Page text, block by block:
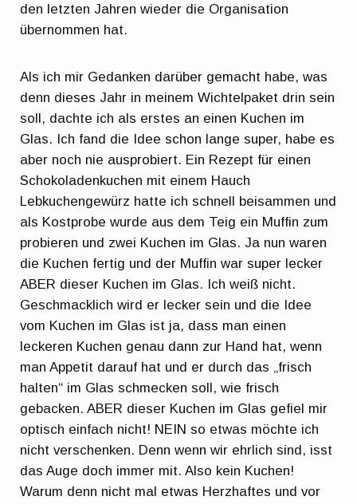
den letzten Jahren wieder die Organisation
übernommen hat.
Als ich mir Gedanken darüber gemacht habe, was
denn dieses Jahr in meinem Wichtelpaket drin sein
soll, dachte ich als erstes an einen Kuchen im
Glas. Ich fand die Idee schon lange super, habe es
aber noch nie ausprobiert. Ein Rezept für einen
Schokoladenkuchen mit einem Hauch
Lebkuchengewürz hatte ich schnell beisammen und
als Kostprobe wurde aus dem Teig ein Muffin zum
probieren und zwei Kuchen im Glas. Ja nun waren
die Kuchen fertig und der Muffin war super lecker
ABER dieser Kuchen im Glas. Ich weiß nicht.
Geschmacklich wird er lecker sein und die Idee
vom Kuchen im Glas ist ja, dass man einen
leckeren Kuchen genau dann zur Hand hat, wenn
man Appetit darauf hat und er durch das „frisch
halten“ im Glas schmecken soll, wie frisch
gebacken. ABER dieser Kuchen im Glas gefiel mir
optisch einfach nicht! NEIN so etwas möchte ich
nicht verschenken. Denn wenn wir ehrlich sind, isst
das Auge doch immer mit. Also kein Kuchen!
Warum denn nicht mal etwas Herzhaftes und vor